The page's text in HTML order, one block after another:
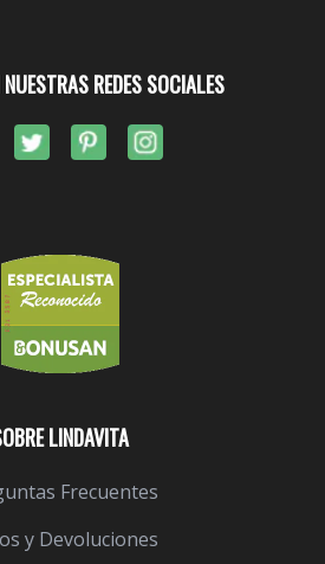
LINDAVITA
Frecuentes
y Devoluciones
REDES SOCIALES